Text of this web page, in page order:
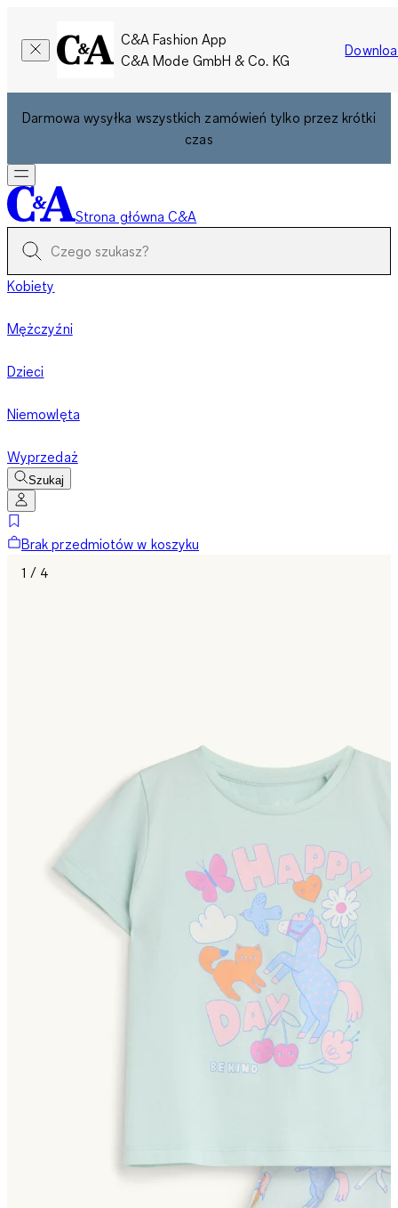
C&A Fashion App
C&A Mode GmbH & Co. KG
Darmowa wysyłka wszystkich zamówień tylko przez krótki
czas
Strona główna C&A
Kobiety
Mężczyźni
Dzieci
Niemowlęta
Wyprzedaż
Szukaj
Brak przedmiotów w koszyku
1 / 4